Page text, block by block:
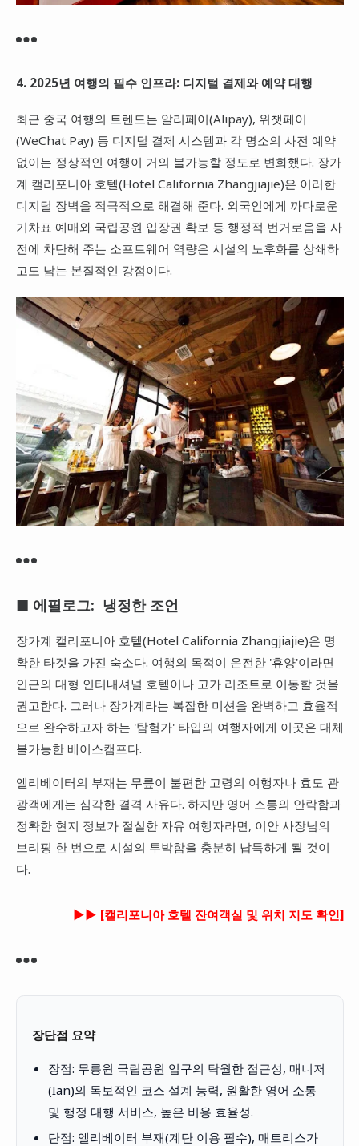
4. 2025년 여행의 필수 인프라: 디지털 결제와 예약 대행
최근 중국 여행의 트렌드는 알리페이(Alipay), 위챗페이
(WeChat Pay) 등 디지털 결제 시스템과 각 명소의 사전 예약
없이는 정상적인 여행이 거의 불가능할 정도로 변화했다. 장가
계 캘리포니아 호텔(Hotel California Zhangjiajie)은 이러한
디지털 장벽을 적극적으로 해결해 준다. 외국인에게 까다로운
기차표 예매와 국립공원 입장권 확보 등 행정적 번거로움을 사
전에 차단해 주는 소프트웨어 역량은 시설의 노후화를 상쇄하
고도 남는 본질적인 강점이다.
■ 에필로그: 냉정한 조언
장가계 캘리포니아 호텔(Hotel California Zhangjiajie)은 명
확한 타겟을 가진 숙소다. 여행의 목적이 온전한 '휴양'이라면
인근의 대형 인터내셔널 호텔이나 고가 리조트로 이동할 것을
권고한다. 그러나 장가계라는 복잡한 미션을 완벽하고 효율적
으로 완수하고자 하는 '탐험가' 타입의 여행자에게 이곳은 대체
불가능한 베이스캠프다.
엘리베이터의 부재는 무릎이 불편한 고령의 여행자나 효도 관
광객에게는 심각한 결격 사유다. 하지만 영어 소통의 안락함과
정확한 현지 정보가 절실한 자유 여행자라면, 이안 사장님의
브리핑 한 번으로 시설의 투박함을 충분히 납득하게 될 것이
다.
►► [캘리포니아 호텔 잔여객실 및 위치 지도 확인]
장단점 요약
장점: 무릉원 국립공원 입구의 탁월한 접근성, 매니저
(Ian)의 독보적인 코스 설계 능력, 원활한 영어 소통
및 행정 대행 서비스, 높은 비용 효율성.
단점: 엘리베이터 부재(계단 이용 필수), 매트리스가